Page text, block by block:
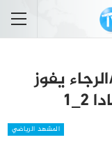
يفوز
المشهد الرياضي